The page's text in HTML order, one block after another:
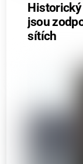
Historický
jsou
sítích